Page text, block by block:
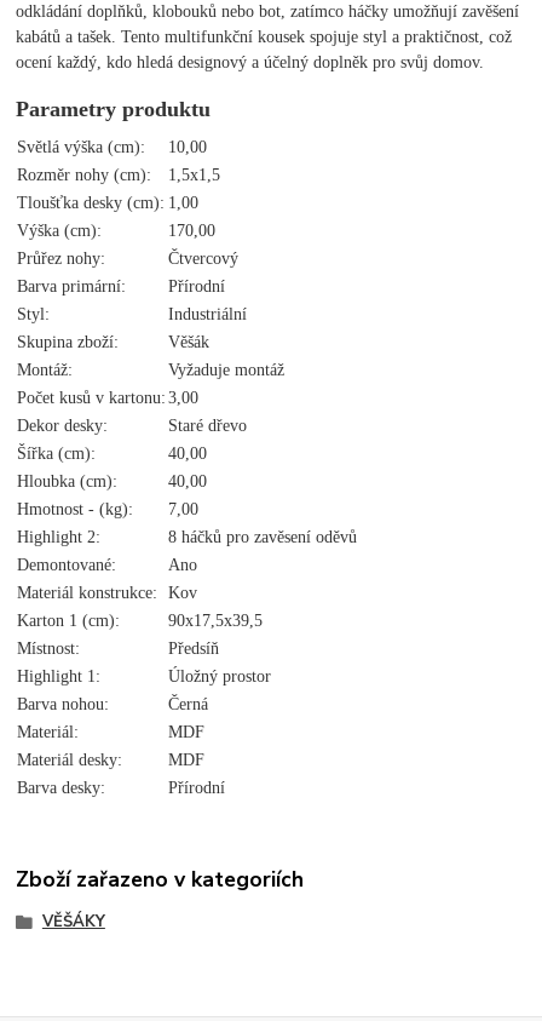
odkládání doplňků, klobouků nebo bot, zatímco háčky umožňují zavěšení
kabátů a tašek. Tento multifunkční kousek spojuje styl a praktičnost, což
ocení každý, kdo hledá designový a účelný doplněk pro svůj domov.
Parametry produktu
Světlá výška (cm):
10,00
Rozměr nohy (cm):
1,5x1,5
Tloušťka desky (cm): 1,00
Výška (cm):
170,00
Průřez nohy:
Čtvercový
Barva primární:
Přírodní
Styl:
Industriální
Skupina zboží:
Věšák
Montáž:
Vyžaduje montáž
Počet kusů v kartonu: 3,00
Dekor desky:
Staré dřevo
Šířka (cm):
40,00
Hloubka (cm):
40,00
Hmotnost - (kg):
7,00
Highlight 2:
8 háčků pro zavěsení oděvů
Demontované:
Ano
Materiál konstrukce:
Kov
Karton 1 (cm):
90x17,5x39,5
Místnost:
Předsíň
Highlight 1:
Úložný prostor
Barva nohou:
Černá
Materiál:
MDF
Materiál desky:
MDF
Barva desky:
Přírodní
Zboží zařazeno v kategoriích
VĚŠÁKY